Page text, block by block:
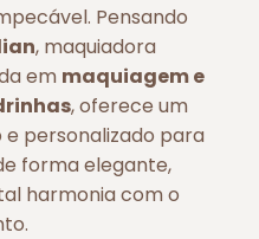
Pensando
, maquiadora
em maquiagem e
, oferece um
personalizado para
forma elegante,
harmonia com o